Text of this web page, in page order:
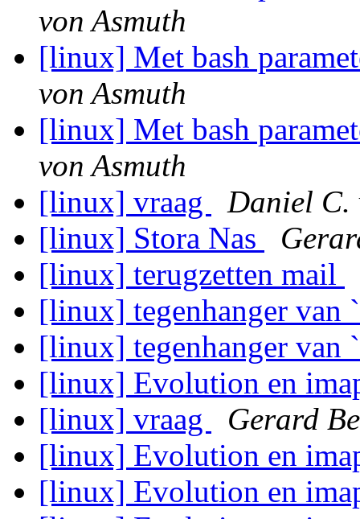
von Asmuth
[linux] Met bash
von Asmuth
[linux] Met bash
von Asmuth
[linux] vraag
Daniel C.
[linux] Stora Nas
[linux] terugzetten mail
[linux] tegenhanger van
[linux] tegenhanger van
[linux] Evolution en
[linux] vraag
Gerard
[linux] Evolution en
[linux] Evolution en